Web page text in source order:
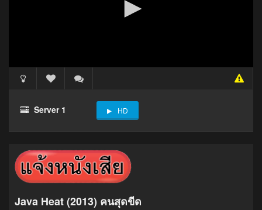
Server 1 HD
Java Heat (2013) คนสุดขีด